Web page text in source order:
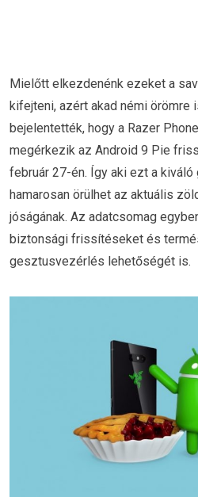
Mielőtt elkezdenénk ezeket a
kifejteni, azért akad némi örömre
bejelentették, hogy a Razer
megérkezik az Android 9 Pie
február 27-én. Így aki ezt a
hamarosan örülhet az aktuális
jóságának. Az adatcsomag
biztonsági frissítéseket és
gesztusvezérlés lehetőségét is.